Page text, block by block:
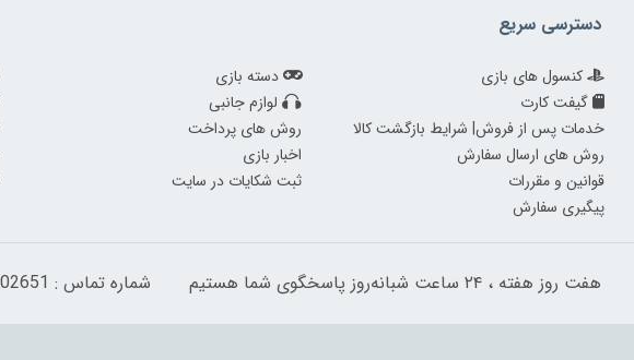
دسترسی سریع
کنسول های بازی دسته بازی
گیفت کارت
لوازم جانبی
خدمات پس از فروش| شرایط بازگشت کالا
روش های پرداخت
روش های ارسال سفارش
اخبار بازی
قوانین و مقررات
ثبت شکایات در سایت
پیگیری سفارش
هفت روز هفته ، ۲۴ ساعت شبانه‌روز پاسخگوی شما هستیم شماره تماس : 09190402651